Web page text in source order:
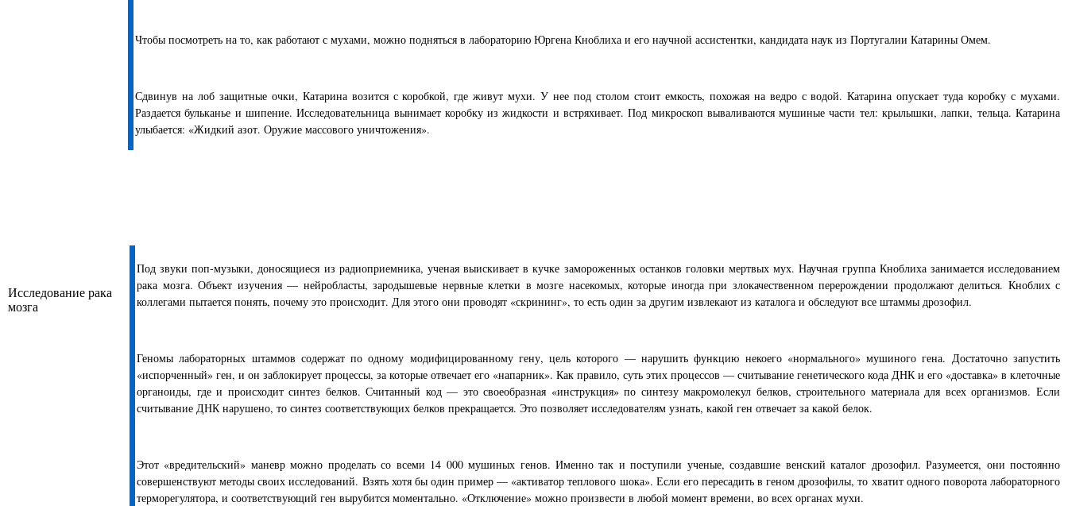
Чтобы посмотреть на то, как работают с мухами, можно подняться в лабораторию Юргена Кноблиха и его научной ассистентки, кандидата наук из Португалии Катарины Омем.
Сдвинув на лоб защитные очки, Катарина возится с коробкой, где живут мухи. У нее под столом стоит емкость, похожая на ведро с водой. Катарина опускает туда коробку с мухами.
Раздается бульканье и шипение. Исследовательница вынимает коробку из жидкости и встряхивает. Под микроскоп вываливаются мушиные части тел: крылышки, лапки, тельца. Катарина
улыбается: «Жидкий азот. Оружие массового уничтожения».
Исследование рака
мозга
Под звуки поп-музыки, доносящиеся из радиоприемника, ученая выискивает в кучке замороженных останков головки мертвых мух. Научная группа Кноблиха занимается исследованием
рака мозга. Объект изучения — нейробласты, зародышевые нервные клетки в мозге насекомых, которые иногда при злокачественном перерождении продолжают делиться. Кноблих с
коллегами пытается понять, почему это происходит. Для этого они проводят «скрининг», то есть один за другим извлекают из каталога и обследуют все штаммы дрозофил.
Геномы лабораторных штаммов содержат по одному модифицированному гену, цель которого — нарушить функцию некоего «нормального» мушиного гена. Достаточно запустить
«испорченный» ген, и он заблокирует процессы, за которые отвечает его «напарник». Как правило, суть этих процессов — считывание генетического кода ДНК и его «доставка» в клеточные
органоиды, где и происходит синтез белков. Считанный код — это своеобразная «инструкция» по синтезу макромолекул белков, строительного материала для всех организмов. Если
считывание ДНК нарушено, то синтез соответствующих белков прекращается. Это позволяет исследователям узнать, какой ген отвечает за какой белок.
Этот «вредительский» маневр можно проделать со всеми 14 000 мушиных генов. Именно так и поступили ученые, создавшие венский каталог дрозофил. Разумеется, они постоянно
совершенствуют методы своих исследований. Взять хотя бы один пример — «активатор теплового шока». Если его пересадить в геном дрозофилы, то хватит одного поворота лабораторного
терморегулятора, и соответствующий ген вырубится моментально. «Отключение» можно произвести в любой момент времени, во всех органах мухи.